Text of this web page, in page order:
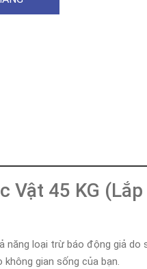
Vật 45 KG
năng loại trừ báo động giả do
gian sống của bạn.